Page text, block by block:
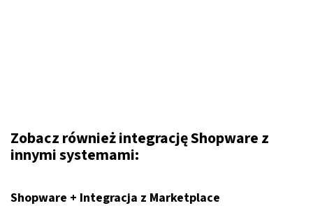
Zobacz również integrację Shopware z
innymi systemami:
Shopware + Integracja z Marketplace